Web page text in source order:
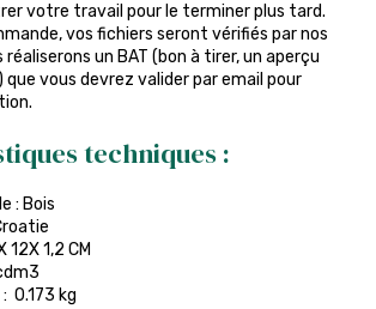
votre travail pour le terminer plus tard.
vos fichiers seront vérifiés par nos
un BAT (bon à tirer, un aperçu
vous devrez valider par email pour
techniques :
: Bois
12X 1,2 CM
: 0.173 kg